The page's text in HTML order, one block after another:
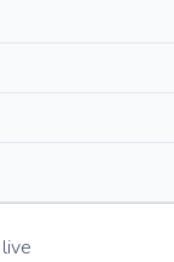
live